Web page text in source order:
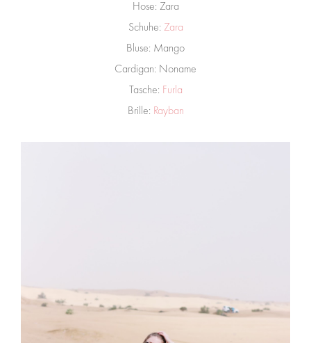
Hose: Zara
Schuhe: Zara
Bluse: Mango
Cardigan: Noname
Tasche: Furla
Brille: Rayban